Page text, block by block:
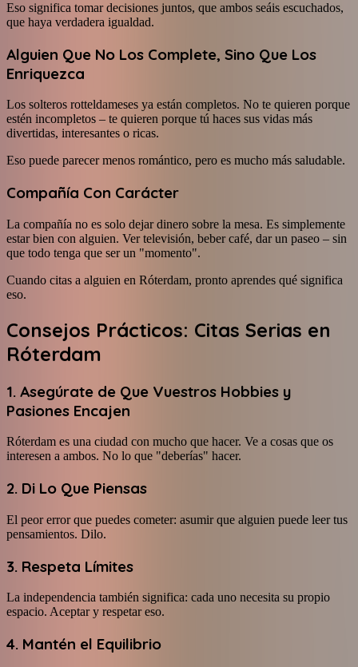
Eso significa tomar decisiones juntos, que ambos seáis escuchados,
que haya verdadera igualdad.
Alguien Que No Los Complete, Sino Que Los
Enriquezca
Los solteros rotteldameses ya están completos. No te quieren porque
estén incompletos – te quieren porque tú haces sus vidas más
divertidas, interesantes o ricas.
Eso puede parecer menos romántico, pero es mucho más saludable.
Compañía Con Carácter
La compañía no es solo dejar dinero sobre la mesa. Es simplemente
estar bien con alguien. Ver televisión, beber café, dar un paseo – sin
que todo tenga que ser un "momento".
Cuando citas a alguien en Róterdam, pronto aprendes qué significa
eso.
Consejos Prácticos: Citas Serias en
Róterdam
1. Asegúrate de Que Vuestros Hobbies y
Pasiones Encajen
Róterdam es una ciudad con mucho que hacer. Ve a cosas que os
interesen a ambos. No lo que "deberías" hacer.
2. Di Lo Que Piensas
El peor error que puedes cometer: asumir que alguien puede leer tus
pensamientos. Dilo.
3. Respeta Límites
La independencia también significa: cada uno necesita su propio
espacio. Aceptar y respetar eso.
4. Mantén el Equilibrio